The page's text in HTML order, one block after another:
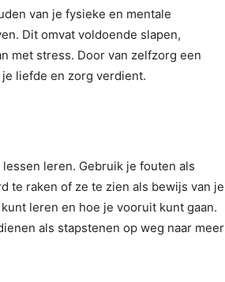
van je fysieke en mentale
Dit omvat voldoende slapen,
met stress. Door van zelfzorg een
liefde en zorg verdient.
leren. Gebruik je fouten als
te raken of ze te zien als bewijs van je
leren en hoe je vooruit kunt gaan.
als stapstenen op weg naar meer